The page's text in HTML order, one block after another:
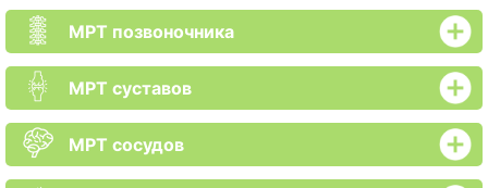
МРТ позвоночника
МРТ суставов
МРТ сосудов